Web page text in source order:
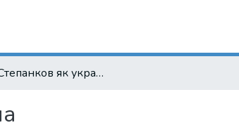
Кость Степанков як українська проблема